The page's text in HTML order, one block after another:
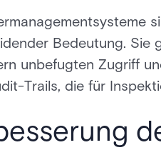
Bedeutung. Sie
unbefugten Zugriff
Trails, die für